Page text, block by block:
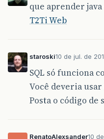
que aprender
T2Ti Web
staroski10 de jul. de
SQL só funciona
Você deveria usar
Posta o código de
RenatoAlexsander10